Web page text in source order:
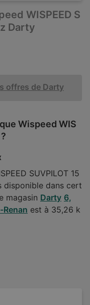
WISPEED S
Darty
offres de Darty
Wispeed WIS
SUVPILOT 15
disponible dans cert
magasin Darty 6,
est à 35,26 k